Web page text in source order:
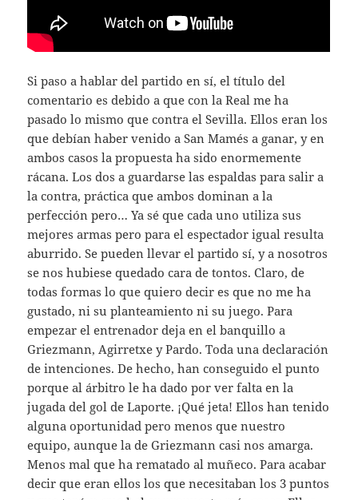
Si paso a hablar del partido en sí, el título del
comentario es debido a que con la Real me ha
pasado lo mismo que contra el Sevilla. Ellos eran los
que debían haber venido a San Mamés a ganar, y en
ambos casos la propuesta ha sido enormemente
rácana. Los dos a guardarse las espaldas para salir a
la contra, práctica que ambos dominan a la
perfección pero… Ya sé que cada uno utiliza sus
mejores armas pero para el espectador igual resulta
aburrido. Se pueden llevar el partido sí, y a nosotros
se nos hubiese quedado cara de tontos. Claro, de
todas formas lo que quiero decir es que no me ha
gustado, ni su planteamiento ni su juego. Para
empezar el entrenador deja en el banquillo a
Griezmann, Agirretxe y Pardo. Toda una declaración
de intenciones. De hecho, han conseguido el punto
porque al árbitro le ha dado por ver falta en la
jugada del gol de Laporte. ¡Qué jeta! Ellos han tenido
alguna oportunidad pero menos que nuestro
equipo, aunque la de Griezmann casi nos amarga.
Menos mal que ha rematado al muñeco. Para acabar
decir que eran ellos los que necesitaban los 3 puntos